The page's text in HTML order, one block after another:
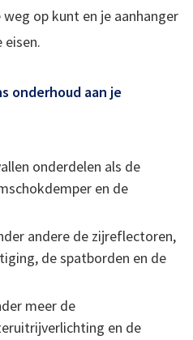
op kunt en je aanhanger
onderhoud aan je
onderdelen als de
en de
andere de zijreflectoren,
de spatborden en de
meer de
en de